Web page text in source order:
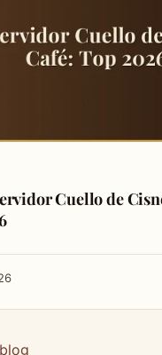
Cuello de